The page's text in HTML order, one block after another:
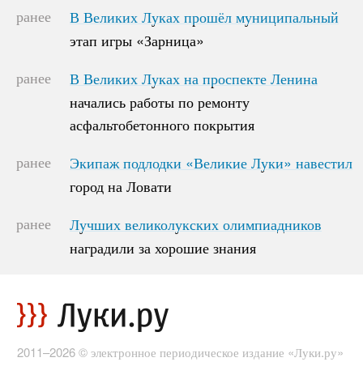
ранее
В Великих Луках прошёл муниципальный
этап игры «Зарница»
В Великих Луках прошёл муниципальный
этап игры «Зарница»
ранее
В Великих Луках на проспекте Ленина
начались работы по ремонту
асфальтобетонного покрытия
В Великих Луках на проспекте Ленина
начались работы по ремонту
асфальтобетонного покрытия
ранее
Экипаж подлодки «Великие Луки» навестил
город на Ловати
Экипаж подлодки «Великие Луки» навестил
город на Ловати
ранее
Лучших великолукских олимпиадников
наградили за хорошие знания
Лучших великолукских олимпиадников
наградили за хорошие знания
2011–2026 © электронное периодическое издание «Луки.ру»